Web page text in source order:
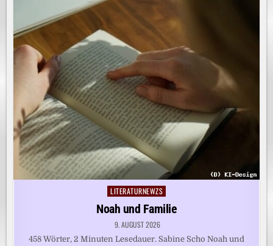
Posted
LITERATURNEWZS
Noah und Familie
9. AUGUST 2026
458 Wörter, 2 Minuten Lesedauer. Sabine Scho Noah und